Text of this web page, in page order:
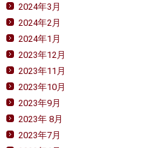
2024年3月
2024年2月
2024年1月
2023年12月
2023年11月
2023年10月
2023年9月
2023年 8月
2023年7月